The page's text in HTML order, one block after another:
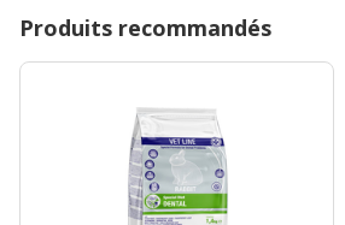
Produits recommandés